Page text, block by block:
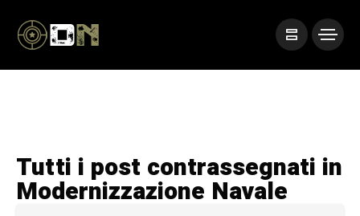
Tutti i post contrassegnati in
Modernizzazione Navale